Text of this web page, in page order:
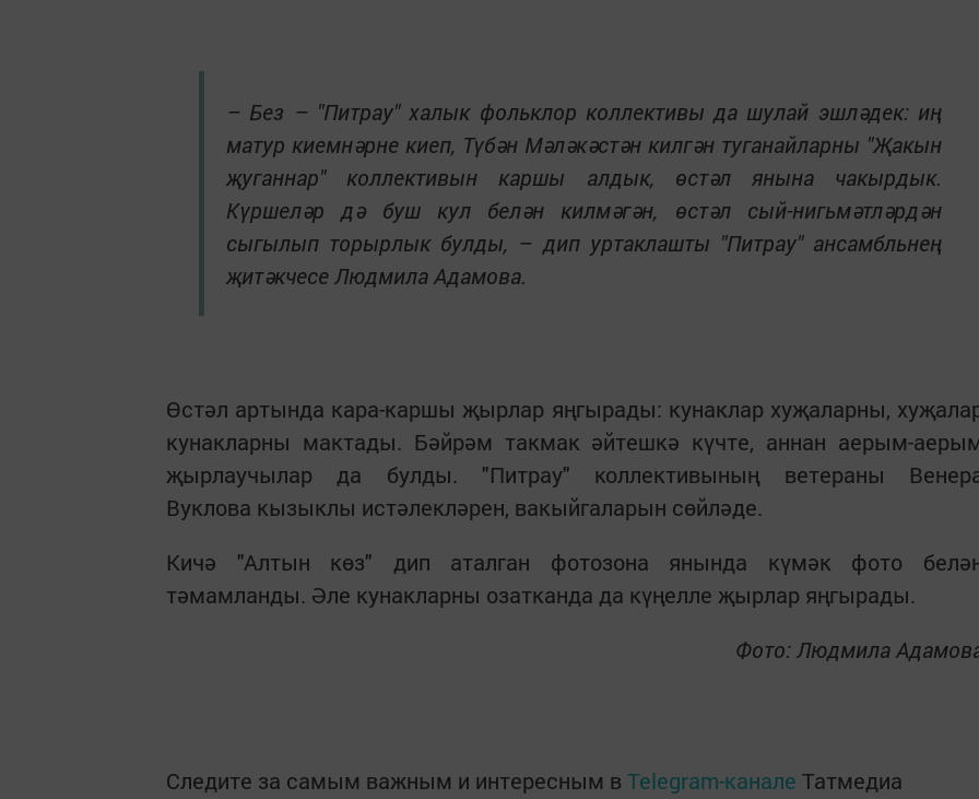
– Без – "Питрау" халык фольклор коллективы да шулай эшләдек: иң
матур киемнәрне киеп, Түбән Мәләкәстән килгән туганайларны "Җакын
җуганнар" коллективын каршы алдык, өстәл янына чакырдык.
Күршеләр дә буш кул белән килмәгән, өстәл сый-нигьмәтләрдән
сыгылып торырлык булды, – дип уртаклашты "Питрау" ансамбльнең
җитәкчесе Людмила Адамова.
Өстәл артында кара-каршы җырлар яңгырады: кунаклар хуҗаларны,
кунакларны мактады. Бәйрәм такмак әйтешкә күчте, аннан аерым-
җырлаучылар да булды. "Питрау" коллективының ветераны
Вуклова кызыклы истәлекләрен, вакыйгаларын сөйләде.
Кичә "Алтын көз" дип аталган фотозона янында күмәк фото
тәмамланды. Әле кунакларны озатканда да күңелле җырлар яңгырады.
Фото: Людмила
Следите за самым важным и интересным в Telegram-канале Татмедиа